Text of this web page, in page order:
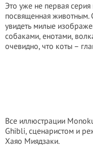
Это уже не первая
посвященная
увидеть милые
собаками, енотами,
очевидно, что коты –
Все иллюстрации
Ghibli, сценаристом и
Хаяо Миядзаки.